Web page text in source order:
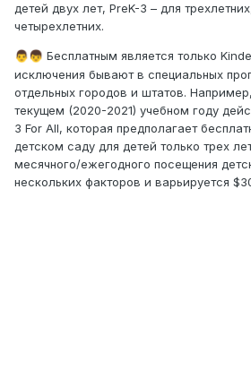
детей двух лет, PreK-3 – для
четырехлетних.
👨 👦 Бесплатным является только
исключения бывают в специальных
отдельных городов и штатов.
текущем (2020-2021) учебном году
3 For All, которая предполагает
детском саду для детей только трех
месячного/ежегодного посещения
нескольких факторов и варьируется